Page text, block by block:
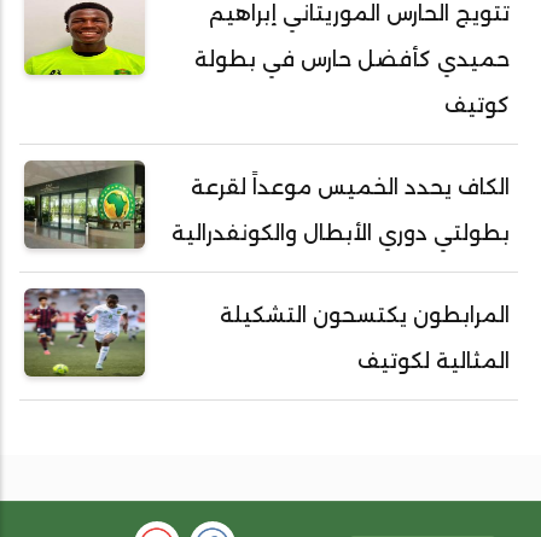
تتويج الحارس الموريتاني إبراهيم
حميدي كأفضل حارس في بطولة
كوتيف
الكاف يحدد الخميس موعداً لقرعة
بطولتي دوري الأبطال والكونفدرالية
المرابطون يكتسحون التشكيلة
المثالية لكوتيف